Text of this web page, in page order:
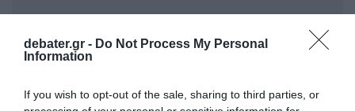
debater.gr - Do Not Process My Personal
Information
If you wish to opt-out of the sale, sharing to third parties, or